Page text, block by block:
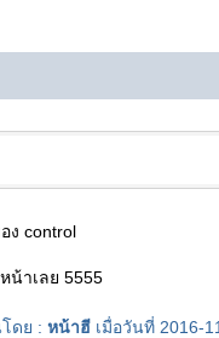
ง control
น้าเลย 5555
ดย : หน้าฮี เมื่อวันที่ 2016-